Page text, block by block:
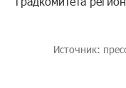
Источник: